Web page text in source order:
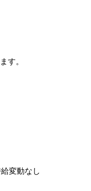
す。
変動なし